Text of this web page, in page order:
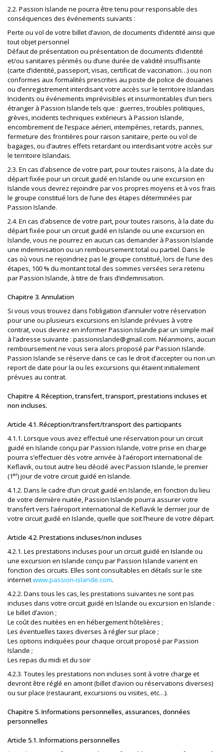
2.2. Passion Islande ne pourra être tenu pour responsable des
conséquences des événements suivants :
Perte ou vol de votre billet d’avion, de documents d’identité ainsi que
tout objet personnel
Défaut de présentation ou présentation de documents d’identité
et/ou sanitaires périmés ou d’une durée de validité insuffisante
(carte d’identité, passeport, visas, certificat de vaccination…) ou non
conformes aux formalités prescrites au poste de police de douanes
ou d’enregistrement interdisant votre accès sur le territoire Islandais
Incidents ou événements imprévisibles et insurmontables d’un tiers
étranger à Passion Islande tels que : guerres, troubles politiques,
grèves, incidents techniques extérieurs à Passion Islande,
encombrement de l’espace aérien, intempéries, retards, pannes,
fermeture des frontières pour raison sanitaire, perte ou vol de
bagages, ou d’autres effets retardant ou interdisant votre accès sur
le territoire Islandais.
2.3. En cas d’absence de votre part, pour toutes raisons, à la date du
départ fixée pour un circuit guidé en Islande ou une excursion en
Islande vous devrez rejoindre par vos propres moyens et à vos frais
le groupe constitué lors de l’une des étapes déterminées par
Passion Islande.
2.4. En cas d’absence de votre part, pour toutes raisons, à la date du
départ fixée pour un circuit guidé en Islande ou une excursion en
Islande, vous ne pourrez en aucun cas demander à Passion Islande
une indemnisation ou un remboursement total ou partiel. Dans le
cas où vous ne rejoindriez pas le groupe constitué, lors de l’une des
étapes, 100 % du montant total des sommes versées sera retenu
par Passion Islande, à titre de frais d’indemnisation.
Chapitre 3. Annulation
Si vous vous trouvez dans l’obligation d’annuler votre réservation
pour une ou plusieurs excursions en Islande prévues à votre
contrat, vous devrez en informer Passion Islande par un simple mail
à l’adresse suivante : passionislande@gmail.com. Néanmoins, aucun
remboursement ne vous sera alors proposé par Passion Islande.
Passion Islande se réserve dans ce cas le droit d’accepter ou non un
report de date pour la ou les excursions qui étaient initialement
prévues au contrat.
Chapitre 4. Réception, transfert, transport, prestations incluses et
non incluses.
Article 4.1. Réception/transfert/transport des participants
4.1.1. Lorsque vous avez effectué une réservation pour un circuit
guidé en Islande conçu par Passion Islande, votre prise en charge
pourra s’effectuer dès votre arrivée à l’aéroport international de
Keflavik, ou tout autre lieu décidé avec Passion Islande, le premier
(1er) jour de votre circuit guidé en Islande.
4.1.2. Dans le cadre d’un circuit guidé en Islande, en fonction du lieu
de votre dernière nuitée, Passion Islande pourra assurer votre
transfert vers l’aéroport international de Keflavik le dernier jour de
votre circuit guidé en Islande, quelle que soit l’heure de votre départ.
Article 4.2. Prestations incluses/non incluses
4.2.1. Les prestations incluses pour un circuit guidé en Islande ou
une excursion en Islande conçu par Passion Islande varient en
fonction des circuits. Elles sont consultables en détails sur le site
internetwww.passion-islande.com.
4.2.2. Dans tous les cas, les prestations suivantes ne sont pas
incluses dans votre circuit guidé en Islande ou excursion en Islande :
Le billet d’avion ;
Le coût des nuitées en en hébergement hôtelières ;
Les éventuelles taxes diverses à régler sur place ;
Les options indiquées pour chaque circuit proposé par Passion
Islande ;
Les repas du midi et du soir
4.2.3. Toutes les prestations non incluses sont à votre charge et
devront être réglé en amont (billet d’avion ou réservations diverses)
ou sur place (restaurant, excursions ou visites, etc…).
Chapitre 5. Informations personnelles, assurances, données
personnelles
Article 5.1. Informations personnelles